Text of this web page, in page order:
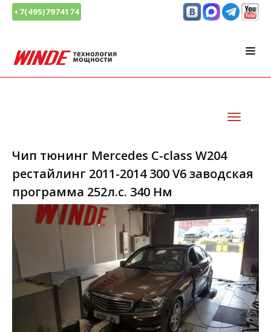
+7(495)7974174
Чип тюнинг Mercedes C-class W204
рестайлинг 2011-2014 300 V6 заводская
программа 252л.с. 340 Нм